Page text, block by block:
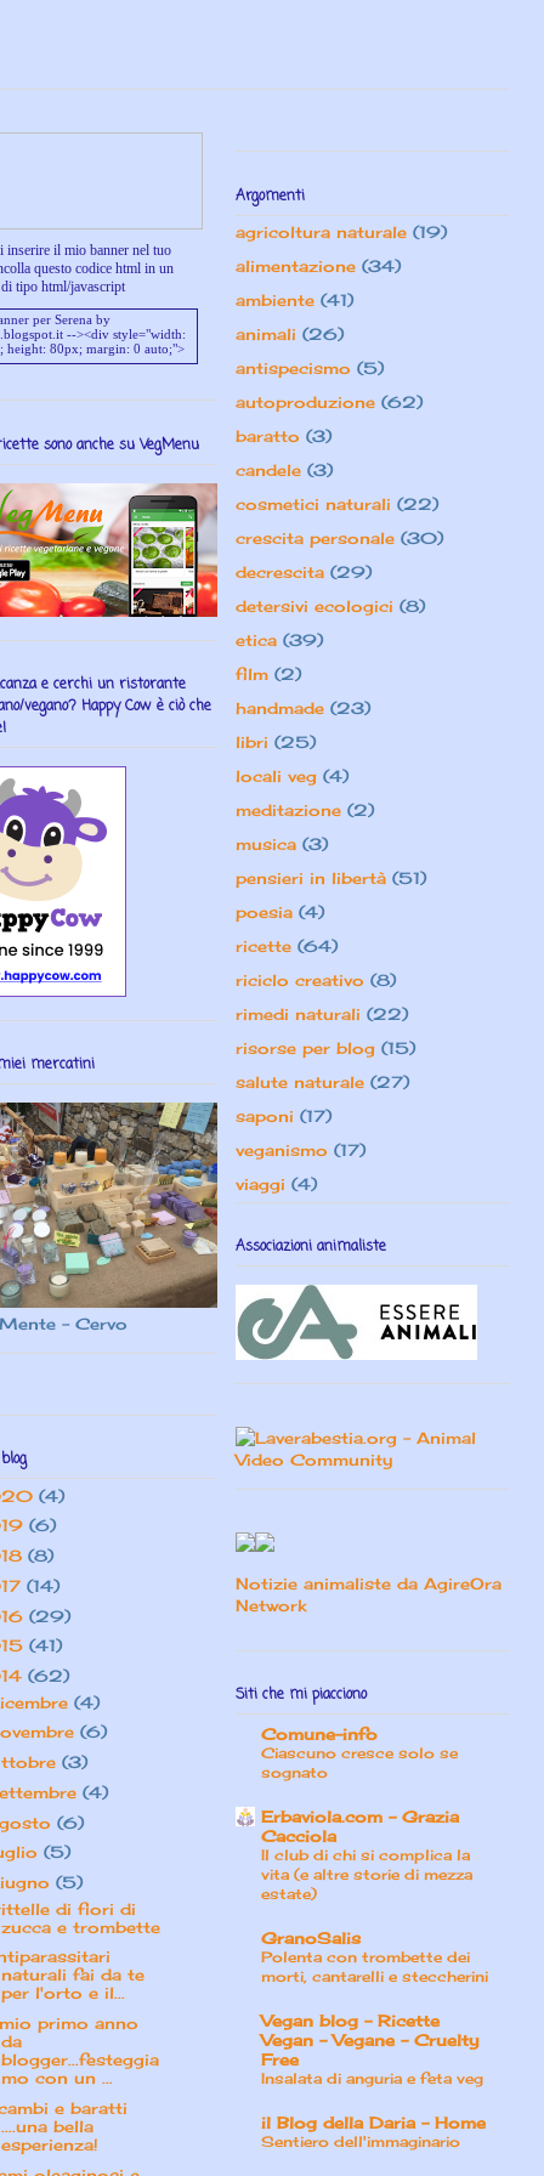
inserire il mio banner nel tuo
questo codice html in un
tipo html/javascript
sono anche su VegMenu
e cerchi un ristorante
vegano? Happy Cow è ciò che
mercatini
- Cervo
(4)
(6)
(8)
(14)
(29)
(41)
(62)
(4)
(6)
(3)
(4)
(6)
(5)
(5)
di fiori di
zucca e trombette
naturali fai da te
per l'orto e il...
primo anno
da
blogger...festeggia
mo con un ...
e baratti
....una bella
esperienza!
Argomenti
agricoltura naturale (19)
alimentazione (34)
ambiente (41)
animali (26)
antispecismo (5)
autoproduzione (62)
baratto (3)
candele (3)
cosmetici naturali (22)
crescita personale (30)
decrescita (29)
detersivi ecologici (8)
etica (39)
film (2)
handmade (23)
libri (25)
locali veg (4)
meditazione (2)
musica (3)
pensieri in libertà (51)
poesia (4)
ricette (64)
riciclo creativo (8)
rimedi naturali (22)
risorse per blog (15)
salute naturale (27)
saponi (17)
veganismo (17)
viaggi (4)
Associazioni animaliste
Notizie animaliste da AgireOra
Network
Siti che mi piacciono
Comune-info
Ciascuno cresce solo se
sognato
Erbaviola.com – Grazia
Cacciola
Il club di chi si complica la
vita (e altre storie di mezza
estate)
GranoSalis
Polenta con trombette dei
morti, cantarelli e steccherini
Vegan blog - Ricette
Vegan - Vegane - Cruelty
Free
Insalata di anguria e feta veg
il Blog della Daria - Home
Sentiero dell'immaginario